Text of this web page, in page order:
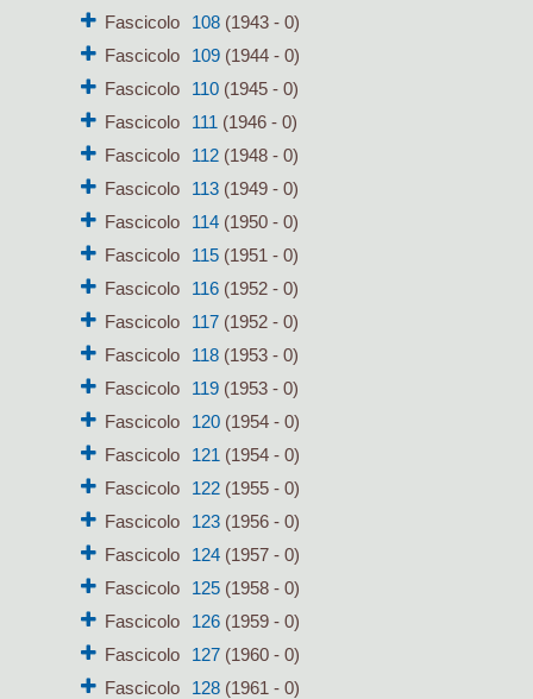
Fascicolo
108(1943 - 0)
Fascicolo
109(1944 - 0)
Fascicolo
110(1945 - 0)
Fascicolo
111 (1946 - 0)
Fascicolo
112(1948 - 0)
Fascicolo
113(1949 - 0)
Fascicolo
114(1950 - 0)
Fascicolo
115(1951 - 0)
Fascicolo
116(1952 - 0)
Fascicolo
117(1952 - 0)
Fascicolo
118(1953 - 0)
Fascicolo
119(1953 - 0)
Fascicolo
120(1954 - 0)
Fascicolo
121 (1954 - 0)
Fascicolo
122(1955 - 0)
Fascicolo
123(1956 - 0)
Fascicolo
124(1957 - 0)
Fascicolo
125(1958 - 0)
Fascicolo
126(1959 - 0)
Fascicolo
127(1960 - 0)
Fascicolo
128(1961 - 0)